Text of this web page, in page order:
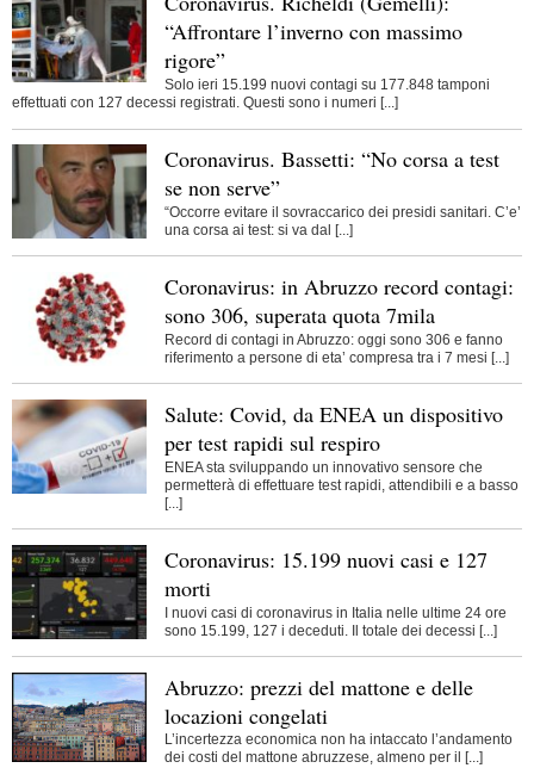
“Affrontare l’inverno con massimo
rigore”
Solo ieri 15.199 nuovi contagi su 177.848 tamponi
effettuati con 127 decessi registrati. Questi sono i numeri [...]
Coronavirus. Bassetti: “No corsa a test
se non serve”
“Occorre evitare il sovraccarico dei presidi sanitari. C’e’
una corsa ai test: si va dal [...]
Coronavirus: in Abruzzo record contagi:
sono 306, superata quota 7mila
Record di contagi in Abruzzo: oggi sono 306 e fanno
riferimento a persone di eta’ compresa tra i 7 mesi [...]
Salute: Covid, da ENEA un dispositivo
per test rapidi sul respiro
ENEA sta sviluppando un innovativo sensore che
permetterà di effettuare test rapidi, attendibili e a basso
[...]
Coronavirus: 15.199 nuovi casi e 127
morti
I nuovi casi di coronavirus in Italia nelle ultime 24 ore
sono 15.199, 127 i deceduti. Il totale dei decessi [...]
Abruzzo: prezzi del mattone e delle
locazioni congelati
L’incertezza economica non ha intaccato l’andamento
dei costi del mattone abruzzese, almeno per il [...]